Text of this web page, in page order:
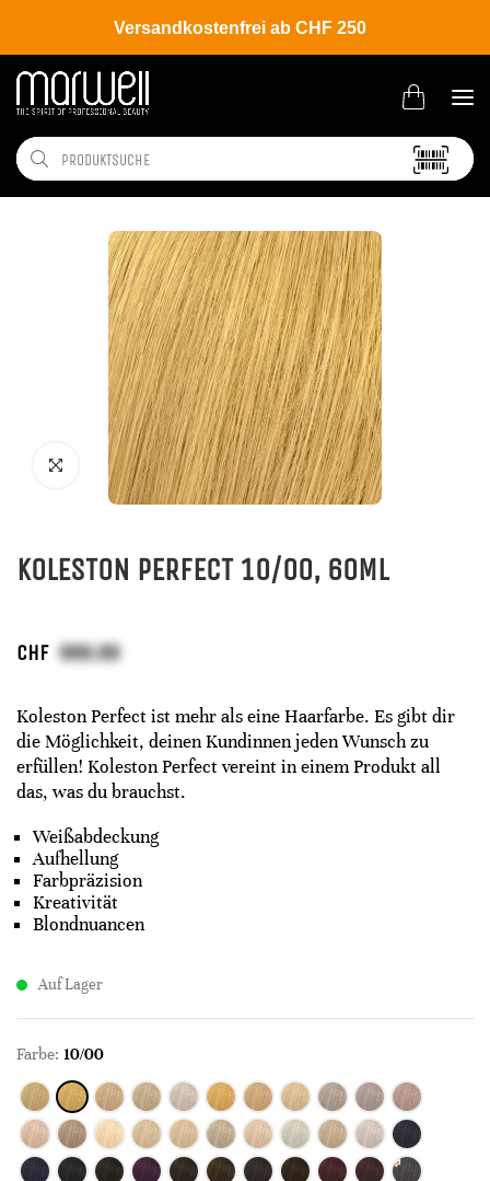
Versandkostenfrei ab CHF 250
Shop Brands Wella
KOLESTON PERFECT 10/00, 60ML
CHF
Koleston Perfect ist mehr als eine Haarfarbe. Es gibt dir
die Möglichkeit, deinen Kundinnen jeden Wunsch zu
erfüllen! Koleston Perfect vereint in einem Produkt all
das, was du brauchst.
Weißabdeckung
Aufhellung
Farbpräzision
Kreativität
Blondnuancen
Auf Lager
Farbe: 10/00